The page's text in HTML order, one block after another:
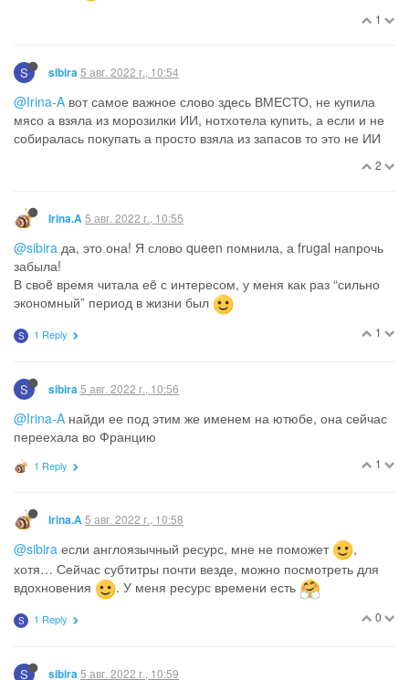
1
S sibira 5 авг. 2022 г., 10:54
@Irina-A вот самое важное слово здесь ВМЕСТО, не купила
мясо а взяла из морозилки ИИ, нотхотела купить, а если и не
собиралась покупать а просто взяла из запасов то это не ИИ
2
Irina.A5 авг. 2022 г., 10:55
@sibira да, это она! Я слово queen помнила, а frugal напрочь
забыла!
В своë время читала еë с интересом, у меня как раз “сильно
экономный” период в жизни был
1
S 1 Reply
S sibira 5 авг. 2022 г., 10:56
@Irina-A найди ее под этим же именем на ютюбе, она сейчас
переехала во Францию
1
1 Reply
Irina.A5 авг. 2022 г., 10:58
@sibira если англоязычный ресурс, мне не поможет
,
хотя… Сейчас субтитры почти везде, можно посмотреть для
вдохновения
. У меня ресурс времени есть
0
S 1 Reply
S sibira 5 авг. 2022 г., 10:59